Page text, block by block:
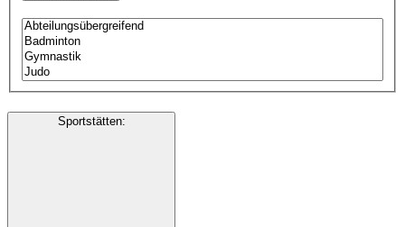
Sportstätten: